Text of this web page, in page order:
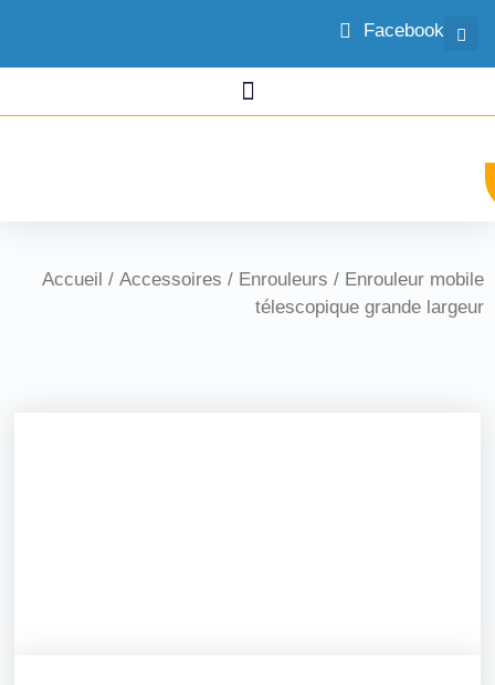
Facebook
Accueil / Accessoires / Enrouleurs / Enrouleur mobile
télescopique grande largeur